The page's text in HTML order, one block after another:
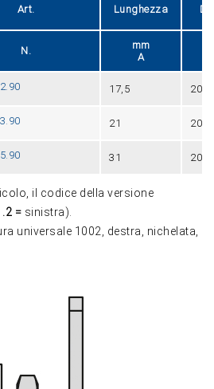
Art. Lunghezza
N.
mm
A
17,5 20
21 20
31 20
il codice della versione
.2 = sinistra).
universale 1002, destra, nichelata,